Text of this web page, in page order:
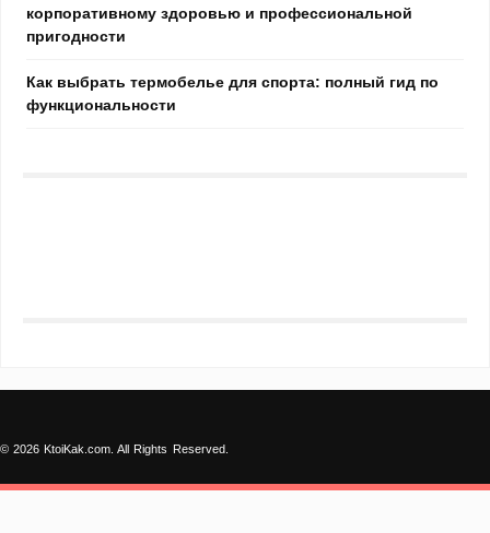
корпоративному здоровью и профессиональной
пригодности
Как выбрать термобелье для спорта: полный гид по
функциональности
© 2026 KtoiKak.com. All Rights Reserved.